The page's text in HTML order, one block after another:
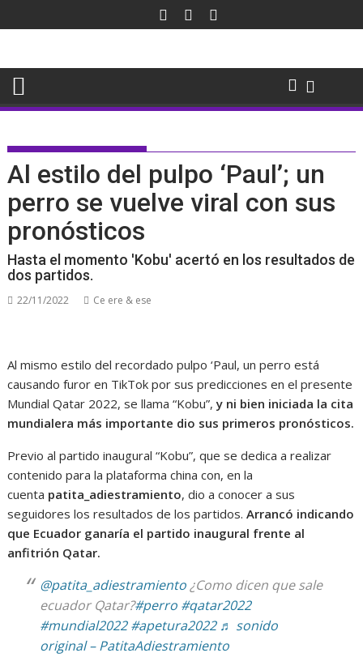
al
Al estilo del pulpo ‘Paul’; un
perro se vuelve viral con sus
pronósticos
Hasta el momento 'Kobu' acertó en los resultados de
dos partidos.
22/11/2022 Ce ere & ese
Al mismo estilo del recordado pulpo ‘Paul, un perro está
causando furor en TikTok por sus predicciones en el presente
Mundial Qatar 2022, se llama “Kobu”, y ni bien iniciada la cita
mundialera más importante dio sus primeros pronósticos.
Previo al partido inaugural “Kobu”, que se dedica a realizar
contenido para la plataforma china con, en la
cuenta patita_adiestramiento, dio a conocer a sus
seguidores los resultados de los partidos.Arrancó indicando
que Ecuador ganaría el partido inaugural frente al
anfitrión Qatar.
@patita_adiestramiento¿Como dicen que sale
ecuador Qatar?#perro #qatar2022
#mundial2022 #apetura2022 ♬ sonido
original – PatitaAdiestramiento